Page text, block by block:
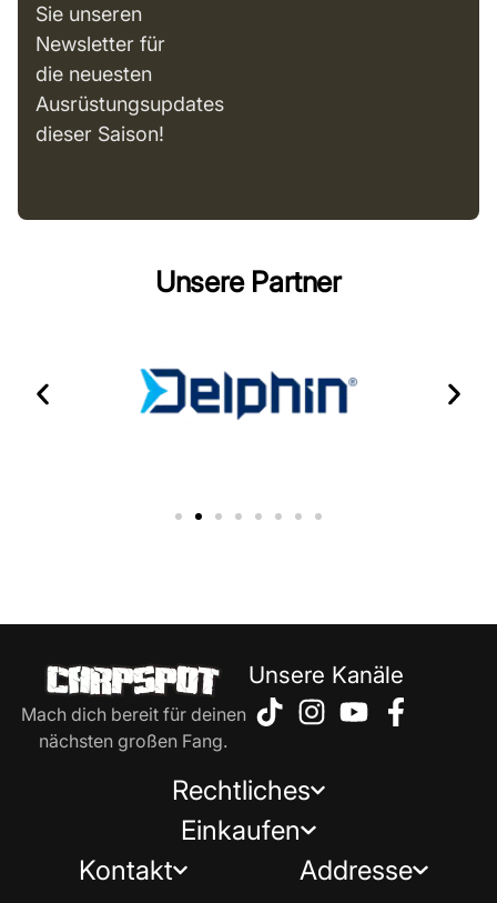
Sie unseren
Newsletter für
die neuesten
Ausrüstungsupdates
dieser Saison!
Unsere Partner
Mach dich bereit für deinen
nächsten großen Fang.
Unsere Kanäle
Rechtliches
Einkaufen
Kontakt
Addresse